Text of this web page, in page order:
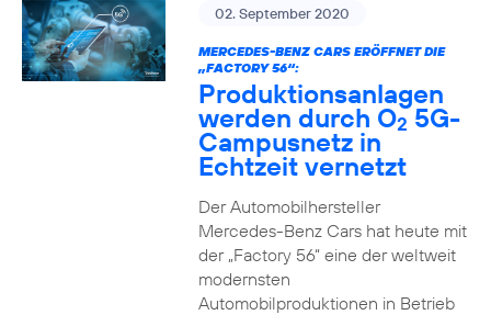
02. September 2020
MERCEDES-BENZ CARS ERÖFFNET DIE
„FACTORY 56“:
Produktionsanlagen
werden durch O25G-
Campusnetz in
Echtzeit vernetzt
Der Automobilhersteller
Mercedes-Benz Cars hat heute mit
der „Factory 56“ eine der weltweit
modernsten
Automobilproduktionen in Betrieb